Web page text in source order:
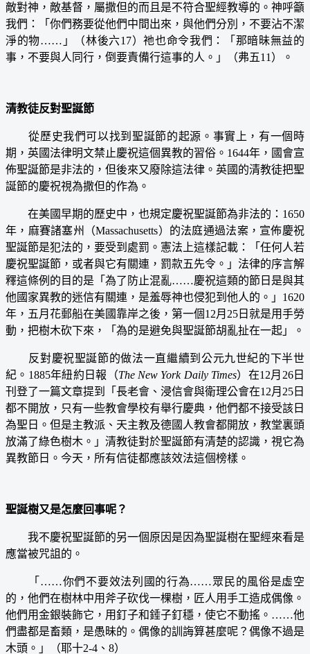
敵對神，敵基督，屬撒但的而且是不符合聖經教導的。神呼籲
我們：「你們務要從他們中間出來，與他們分別，不要沾不潔
淨的物……」（林後六17）祂也命令我們：「那暗昧無益的
事，不要與人同行，倒要責備行這事的人。」（弗五11）。
清教徒反對聖誕節
從歷史我們可以找到聖誕節的起源。事實上，有一個時
期，英國法律明文禁止慶祝這個異教的習俗。1644年，國會宣
佈聖誕節是非法的，但後來又廢除這法律。英國的清教徒把聖
誕節的慶祝視為撒但的作為。
在美國早期的歷史中，也規定慶祝聖誕節為非法的：1650
年，麻賽諸塞州（Massachusetts）的法庭通過法案，宣佈慶祝
聖誕節是犯法的，要受到處罰。憲法上這樣記載：「任何人若
慶祝聖誕節，或者與它有關連，罰款五先令。」法律的序言解
釋這條例的目的是「為了防止混亂……慶祝這類的節日是與其
他國家異教的迷信有關連，是羞辱神也侵犯到他人的。」1620
年，五月花郵船在美國靠岸之後，第一個12月25日就是用手勞
動，把樹木砍下來，「為的是避免與聖誕節胡亂扯在一起」。
反對慶祝聖誕節的做法一直繼續到公元九世紀的下半世
紀。1885年紐約日報（The New York Daily Times）在12月26日
刊登了一篇文章提到「長老會、浸信會與衛理公會在12月25日
都不開放，只有一些教會學校有舉行慶典，他們都不接受該日
為聖日。但是主教派、天主教及德國人教會都開放，教堂裏頭
放滿了綠色樹木。」清教徒對於聖誕節有清楚的認識，視它為
異教節日。今天，所有信徒都應該效法這個榜樣。
聖誕樹又是怎麼回事呢？
我不慶祝聖誕節的另一個原因是因為聖誕樹在聖經來看是
應當被咒詛的。
「……你們不要效法列國的行為……眾民的風俗是虛空
的，他們在樹林中用斧子砍伐一棵樹，匠人用手工造成偶像。
他們用金銀裝飾它，用釘子和錘子釘穩，使它不動搖。……他
們盡都是畜類，是愚昧的。偶像的訓誨算甚麼呢？偶像不過是
木頭。」（耶十2-4、8）